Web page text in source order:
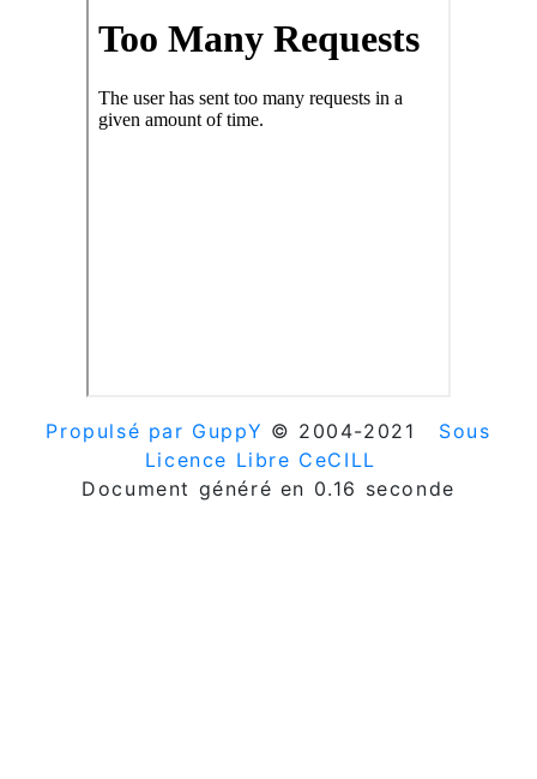
Propulsé par GuppY © 2004-2021
Sous
Licence Libre CeCILL
Document généré en 0.16 seconde